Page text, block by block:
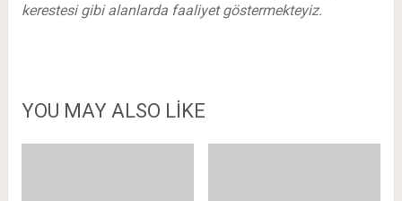
kerestesi gibi alanlarda faaliyet göstermekteyiz.
YOU MAY ALSO LIKE